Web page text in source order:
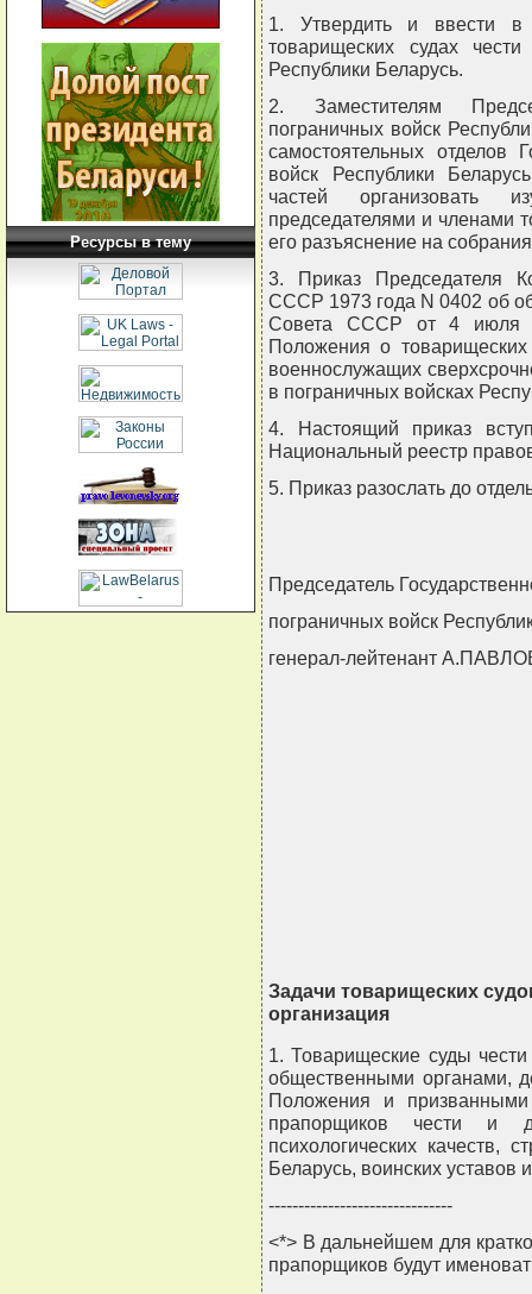
Ресурсы в тему
1. Утвердить и ввести в
товарищеских судах
Республики Беларусь.
2. Заместителям
пограничных войск
самостоятельных отделов
войск Республики
частей организовать
председателями и членами
его разъяснение на
3. Приказ Председателя
СССР 1973 года N 0402 об
Совета СССР от 4 июля
Положения о
военнослужащих
в пограничных войсках
4. Настоящий приказ
Национальный реестр
5. Приказ разослать до
Председатель
пограничных войск
генерал-лейтенант
Задачи товарищеских
организация
1. Товарищеские суды
общественными органами,
Положения и призванными
прапорщиков чести и
психологических качеств,
Беларусь, воинских уставов
-------------------------------
<*> В дальнейшем для
прапорщиков будут